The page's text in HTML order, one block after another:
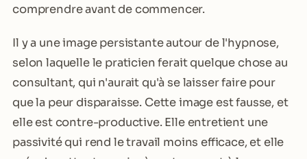
comprendre avant de commencer.
Il y a une image persistante autour de l'hypnose,
selon laquelle le praticien ferait quelque chose au
consultant, qui n'aurait qu'à se laisser faire pour
que la peur disparaisse. Cette image est fausse, et
elle est contre-productive. Elle entretient une
passivité qui rend le travail moins efficace, et elle